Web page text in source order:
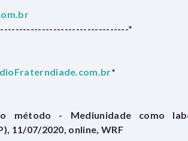
*
*
método - Mediunidade como
11/07/2020, online, WRF